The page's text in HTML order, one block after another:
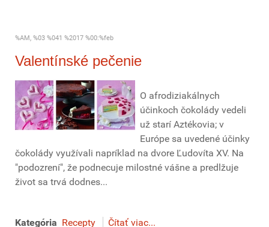
%AM, %03 %041 %2017 %00:%feb
Valentínské pečenie
O afrodiziakálnych
účinkoch čokolády vedeli
už starí Aztékovia; v
Európe sa uvedené účinky
čokolády využívali napríklad na dvore Ľudovíta XV. Na
"podozrení", že podnecuje milostné vášne a predlžuje
život sa trvá dodnes...
Kategória Recepty Čítať viac...